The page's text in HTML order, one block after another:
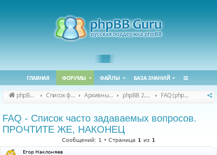
ГЛАВНАЯ ФОРУМЫ ФАЙЛЫ БАЗА ЗНАНИЙ
phpBB Guru Список форумов Архивные форумы phpBB 2.0.x (архив) FAQ (phpBB 2.0.x)
FAQ - Список часто задаваемых вопросов.
ПРОЧТИТЕ ЖЕ, НАКОНЕЦ
Сообщений: 1 • Страница 1 из 1
Егор Наклоняев